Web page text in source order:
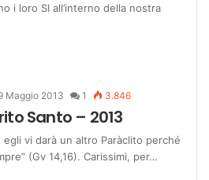
i loro SI all’interno della nostra
Maggio 2013 1 3.846
Santo – 2013
egli vi darà un altro Paràclito perché
(Gv 14,16). Carissimi, per…